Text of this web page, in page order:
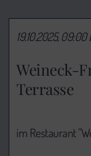
Weineck-
Terrasse
19.10.2025,
im Restaurant